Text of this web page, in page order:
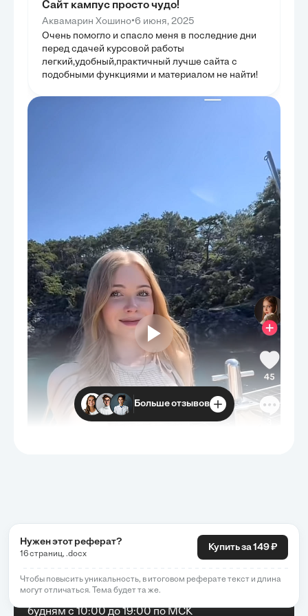
Сайт кампус просто чудо!
Аквамарин Хошино•6 июня, 2025
Очень помогло и спасло меня в последние дни
перед сдачей курсовой работы
легкий,удобный,практичный лучше сайта с
подобными функциями и материалом не найти!
Больше отзывов
Нужен этот реферат?
16 страниц, .docx
Купить за 149 ₽
Чтобы повысить уникальность, в итоговом реферате текст и длина
могут отличаться. Тема будет та же.
Служба поддержки работает по
будням с 10:00 до 19:00 по МСК